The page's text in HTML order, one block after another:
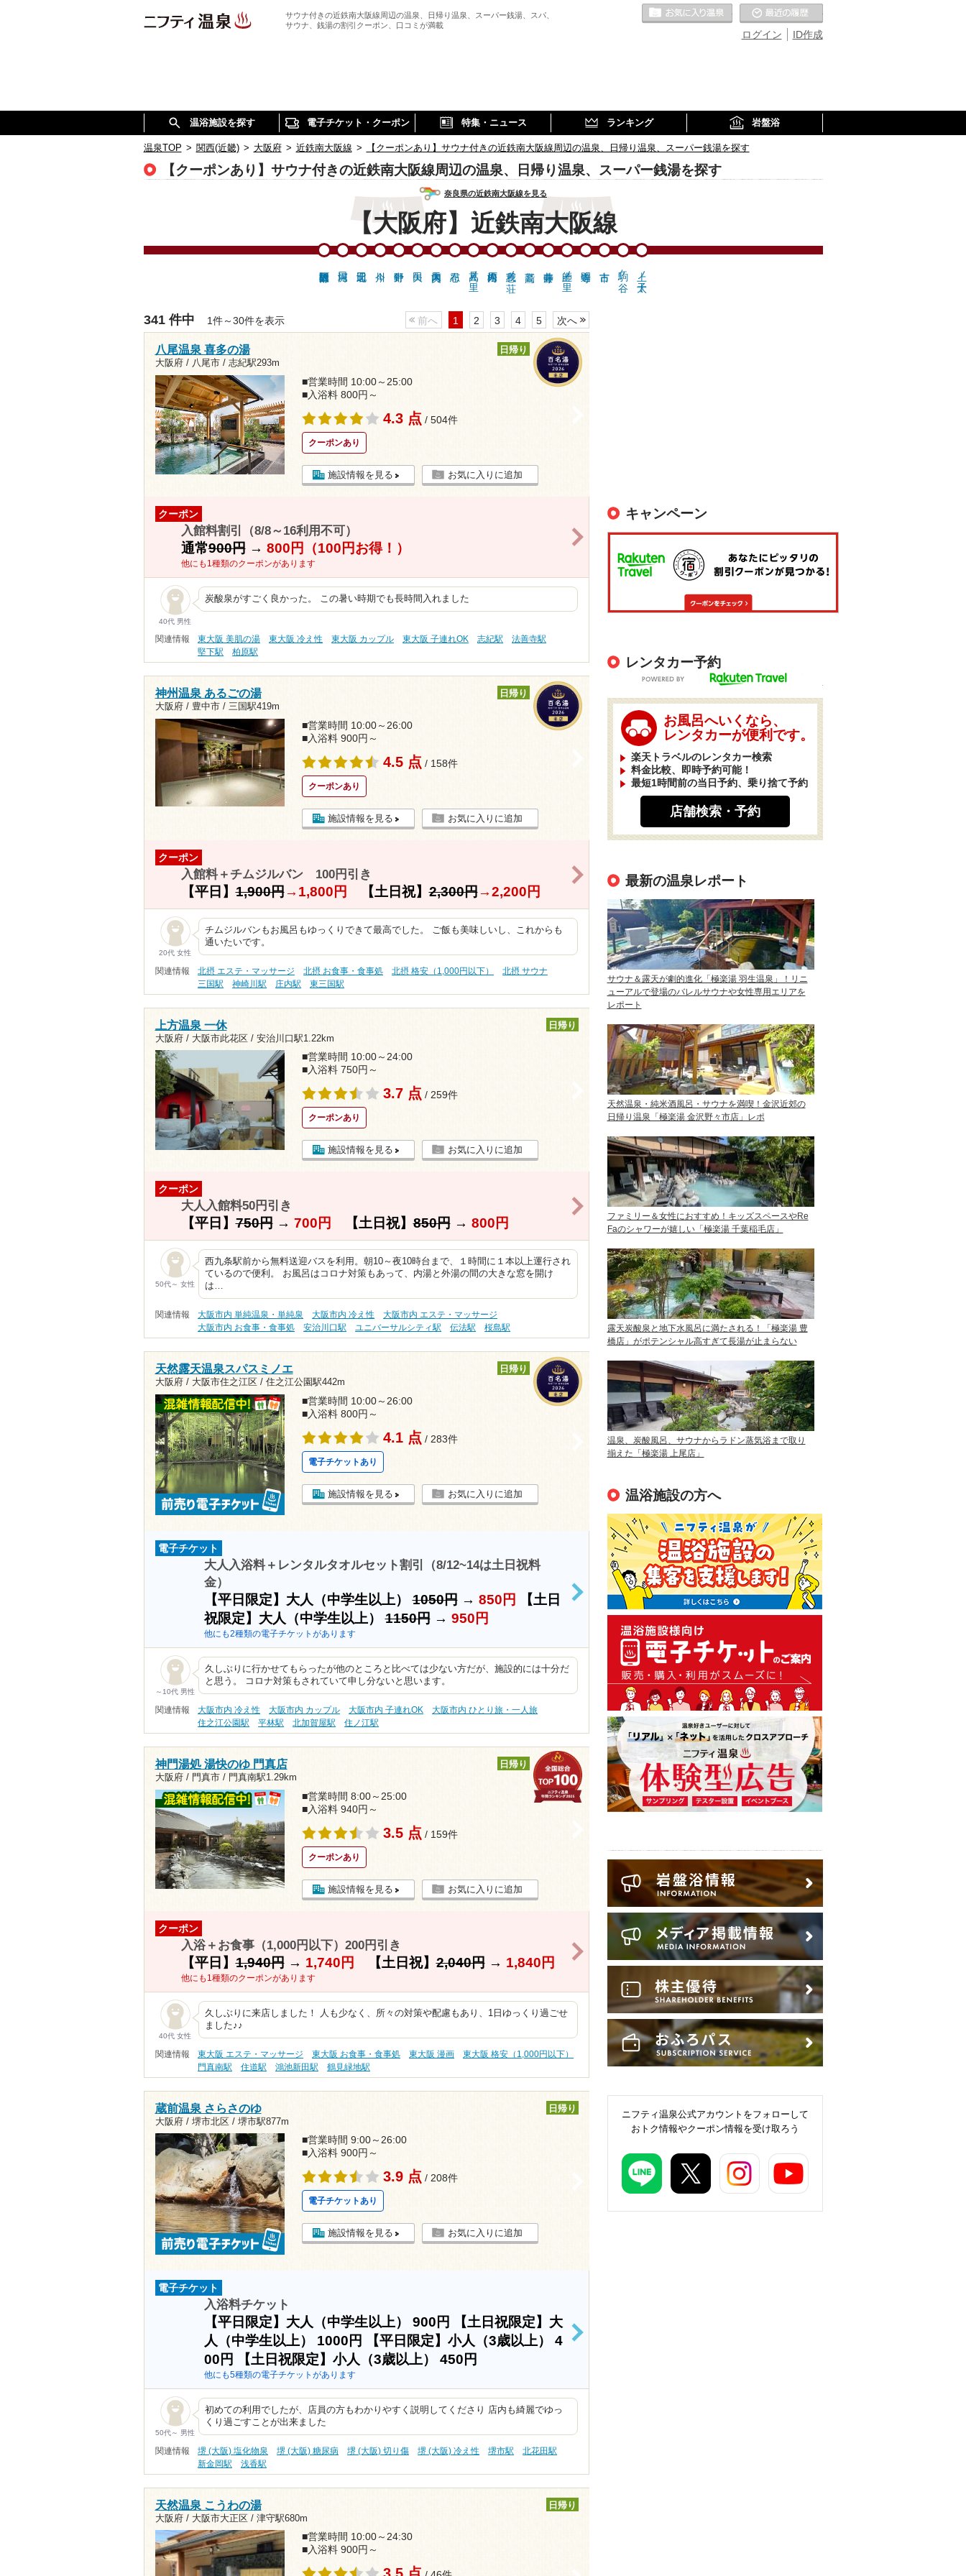
サウナ付きの近鉄南大阪線周辺の温泉、日帰り温泉、スーパー銭湯、スパ、
サウナ、銭湯の割引クーポン、口コミが満載
ID作成
ログイン
お気に入りの温泉
温浴施設を探す 電子チケット・クーポン 特集・ニュース ランキング 岩盤浴
温泉TOP > 関西(近畿) > 大阪府 > 近鉄南大阪線 > 【クーポンあり】サウナ付きの近鉄南大阪線周辺の温泉、日帰り温泉、スーパー銭湯を探す
【クーポンあり】サウナ付きの近鉄南大阪線周辺の温泉、日帰り温泉、スーパー銭湯を探す
奈良県の近鉄南大阪線を見る
【大阪府】近鉄南大阪線
高見ノ里 恵我ノ荘 土師ノ里 駒ヶ谷 上ノ太子
341 件中 1件～30件を表示 前へ 1 2 3 4 5 次へ
八尾温泉 喜多の湯
大阪府 / 八尾市 / 志紀駅293m
日帰り
■営業時間 10:00～25:00
■入浴料 800円～
4.3 点 / 504件
クーポンあり
施設情報を見る お気に入りに追加
クーポン
入館料割引（8/8～16利用不可）
通常900円→ 800円（100円お得！）
他にも1種類のクーポンがあります
40代 男性
炭酸泉がすごく良かった。 この暑い時期でも長時間入れました
関連情報 東大阪 美肌の湯 東大阪 冷え性 東大阪 カップル 東大阪 子連れOK 志紀駅
法善寺駅
堅下駅
柏原駅
神州温泉 あるごの湯
大阪府 / 豊中市 / 三国駅419m
日帰り
■営業時間 10:00～26:00
■入浴料 900円～
4.5 点 / 158件
クーポンあり
施設情報を見る お気に入りに追加
クーポン
入館料＋チムジルバン 100円引き
【平日】1,900円→ 1,800円 【土日祝】2,300円→2,200円
20代 女性
チムジルバンもお風呂もゆっくりできて最高でした。 ご飯も美味しいし、これからも
通いたいです。
関連情報 北摂 エステ・マッサージ 北摂 お食事・食事処 北摂 格安（1,000円以下）
北摂 サウナ
三国駅
神崎川駅 庄内駅 東三国駅
上方温泉 一休
大阪府 / 大阪市此花区 / 安治川口駅1.22km
日帰り
■営業時間 10:00～24:00
■入浴料 750円～
3.7 点 / 259件
クーポンあり
施設情報を見る お気に入りに追加
クーポン
大人入館料50円引き
【平日】750円→ 700円 【土日祝】850円→ 800円
50代～ 女性
西九条駅前から無料送迎バスを利用。朝10～夜10時台まで、１時間に１本以上運行され
ているので便利。 お風呂はコロナ対策もあって、内湯と外湯の間の大きな窓を開け
は…
関連情報 大阪市内 単純温泉・単純泉 大阪市内 冷え性
大阪市内 エステ・マッサージ
大阪市内 お食事・食事処
安治川口駅 ユニバーサルシティ駅 伝法駅 桜島駅
天然露天温泉スパスミノエ
大阪府 / 大阪市住之江区 / 住之江公園駅442m
日帰り
■営業時間 10:00～26:00
■入浴料 800円～
4.1 点 / 283件
電子チケットあり
施設情報を見る お気に入りに追加
電子チケット
大人入浴料＋レンタルタオルセット割引（8/12~14は土日祝料
金）
【平日限定】大人（中学生以上）1050円→ 850円
【土日
祝限定】大人（中学生以上）1150円→ 950円
他にも2種類の電子チケットがあります
>
～10代 男性
久しぶりに行かせてもらったが他のところと比べては少ない方だが、施設的には十分だ
と思う。 コロナ対策もされていて申し分ないと思います。
関連情報 大阪市内 冷え性 大阪市内 カップル 大阪市内 子連れOK
大阪市内 ひとり旅・一人旅
住之江公園駅
平林駅 北加賀屋駅 住ノ江駅
神門湯処 湯快のゆ 門真店
大阪府 / 門真市 / 門真南駅1.29km
日帰り
■営業時間 8:00～25:00
■入浴料 940円～
3.5 点 / 159件
クーポンあり
施設情報を見る お気に入りに追加
クーポン
入浴＋お食事（1,000円以下）200円引き
【平日】1,940円→ 1,740円 【土日祝】2,040円→ 1,840円
他にも1種類のクーポンがあります
40代 女性
久しぶりに来店しました！ 人も少なく、所々の対策や配慮もあり、1日ゆっくり過ごせ
ました♪♪
関連情報 東大阪 エステ・マッサージ 東大阪 お食事・食事処 東大阪 漫画
東大阪 格安（1,000円以下）
門真南駅
住道駅 鴻池新田駅 鶴見緑地駅
蔵前温泉 さらさのゆ
大阪府 / 堺市北区 / 堺市駅877m
日帰り
■営業時間 9:00～26:00
■入浴料 900円～
3.9 点 / 208件
電子チケットあり
施設情報を見る お気に入りに追加
電子チケット
入浴料チケット
【平日限定】大人（中学生以上） 900円
【土日祝限定】大
人（中学生以上） 1000円 【平日限定】小人（3歳以上） 4
00円
【土日祝限定】小人（3歳以上） 450円
他にも5種類の電子チケットがあります
>
50代～ 男性
初めての利用でしたが、店員の方もわかりやすく説明してくださり 店内も綺麗でゆっ
くり過ごすことが出来ました
関連情報 堺 (大阪) 塩化物泉 堺 (大阪) 糖尿病 堺 (大阪) 切り傷 堺 (大阪) 冷え性 堺市駅
北花田駅
新金岡駅
浅香駅
天然温泉 こうわの湯
大阪府 / 大阪市大正区 / 津守駅680m
日帰り
■営業時間 10:00～24:30
■入浴料 900円～
キャンペーン
レンタカー予約
お風呂へいくなら、
レンタカーが便利です。
楽天トラベルのレンタカー検索
料金比較、即時予約可能！
最短1時間前の当日予約、乗り捨て予約
店舗検索・予約
最新の温泉レポート
サウナ＆露天が劇的進化「極楽湯 羽生温泉」！リニ
ューアルで登場のバレルサウナや女性専用エリアを
レポート
天然温泉・純米酒風呂・サウナを満喫！金沢近郊の
日帰り温泉「極楽湯 金沢野々市店」レポ
ファミリー＆女性におすすめ！キッズスペースやRe
Faのシャワーが嬉しい「極楽湯 千葉稲毛店」
露天炭酸泉と地下水風呂に満たされる！「極楽湯 豊
橋店」がポテンシャル高すぎて長湯が止まらない
温泉、炭酸風呂、サウナからラドン蒸気浴まで取り
揃えた「極楽湯 上尾店」
温浴施設の方へ
ニフティ温泉を使って手軽に
ニフティ温泉公式アカウントをフォローして
おトク情報やクーポン情報を受け取ろう